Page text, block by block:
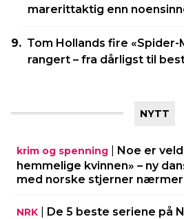
marerittaktig enn
Tom Hollands fire «Spider-
rangert – fra dårligst til
NYTT
krim og spenning
Noe er
hemmelige kvinnen» – ny
med norske stjerner
NRK De 5 beste seriene på